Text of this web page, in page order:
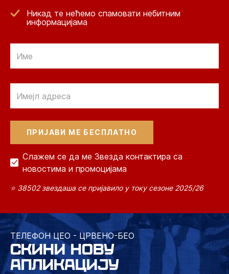
Никад те нећемо спамовати небитним
информацијама
Слажем се да ме Звезда контактира са
новостима и промоцијама
⭐ 38502 звездаша се пријавило у току сезоне 2025/26
ТЕЛЕФОН ЦЕО - ЦРВЕНО-БЕО
СКИНИ НОВУ
АПЛИКАЦИЈУ